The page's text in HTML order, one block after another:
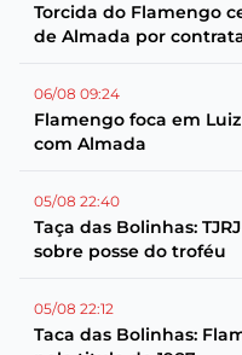
Torcida do Flamengo
de Almada por
06/08 09:24
Flamengo foca em
com Almada
05/08 22:40
Taça das Bolinhas:
sobre posse do troféu
05/08 22:12
Taca das Bolinhas: